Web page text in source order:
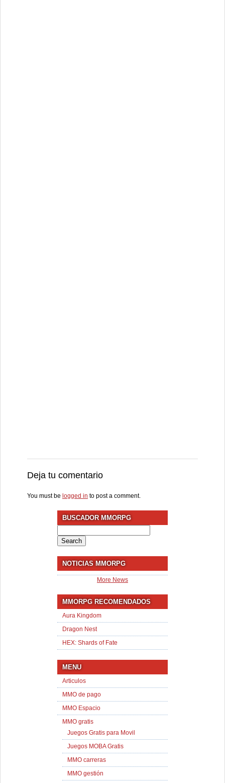
Deja tu comentario
You must be logged in to post a comment.
BUSCADOR MMORPG
for:
NOTICIAS MMORPG
More News
MMORPG RECOMENDADOS
Aura Kingdom
Dragon Nest
HEX: Shards of Fate
MENU
Articulos
MMO de pago
MMO Espacio
MMO gratis
Juegos Gratis para Movil
Juegos MOBA Gratis
MMO carreras
MMO gestión